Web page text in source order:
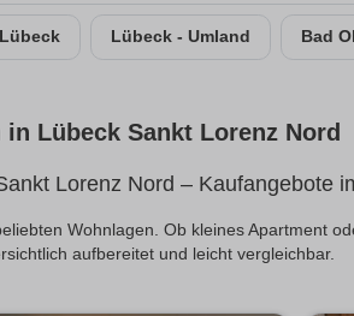
Lübeck Lübeck - Umland Bad
Lübeck Sankt Lorenz Nord
Lorenz Nord – Kaufangebote
Wohnlagen. Ob kleines Apartment
aufbereitet und leicht vergleichbar.